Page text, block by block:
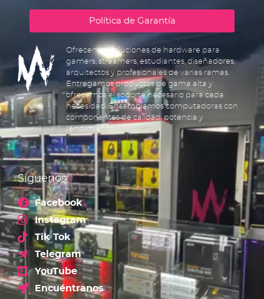
Política de Garantía
Ofrecemos soluciones de hardware para
gamers, streamers, estudiantes, diseñadores,
arquitectos y profesionales de varias ramas.
Entregamos productos de gama alta y
ofrecemos el soporte necesario para cada
necesidad. Ensamblamos computadoras con
componentes de calidad, potencia y
rendimiento.
Síguenos
Facebook
Instagram
Tik Tok
Telegram
YouTube
Encuéntranos